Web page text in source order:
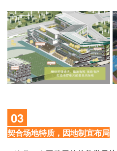
03
契合场地特质，因地制宜布局